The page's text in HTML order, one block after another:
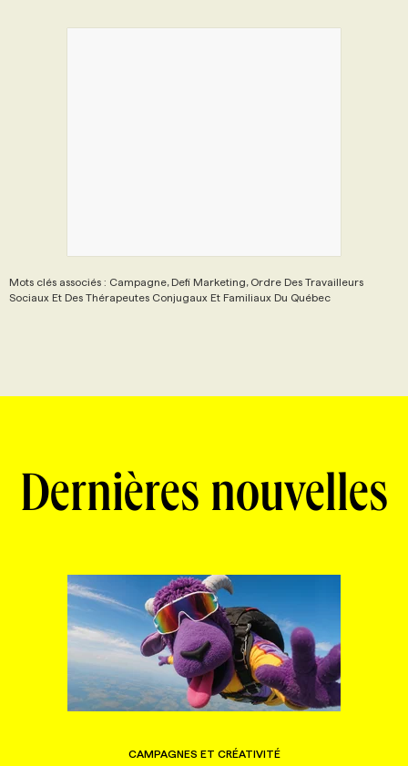
Mots clés associés : Campagne, Defi Marketing, Ordre Des Travailleurs
Sociaux Et Des Thérapeutes Conjugaux Et Familiaux Du Québec
Dernières nouvelles
CAMPAGNES ET CRÉATIVITÉ